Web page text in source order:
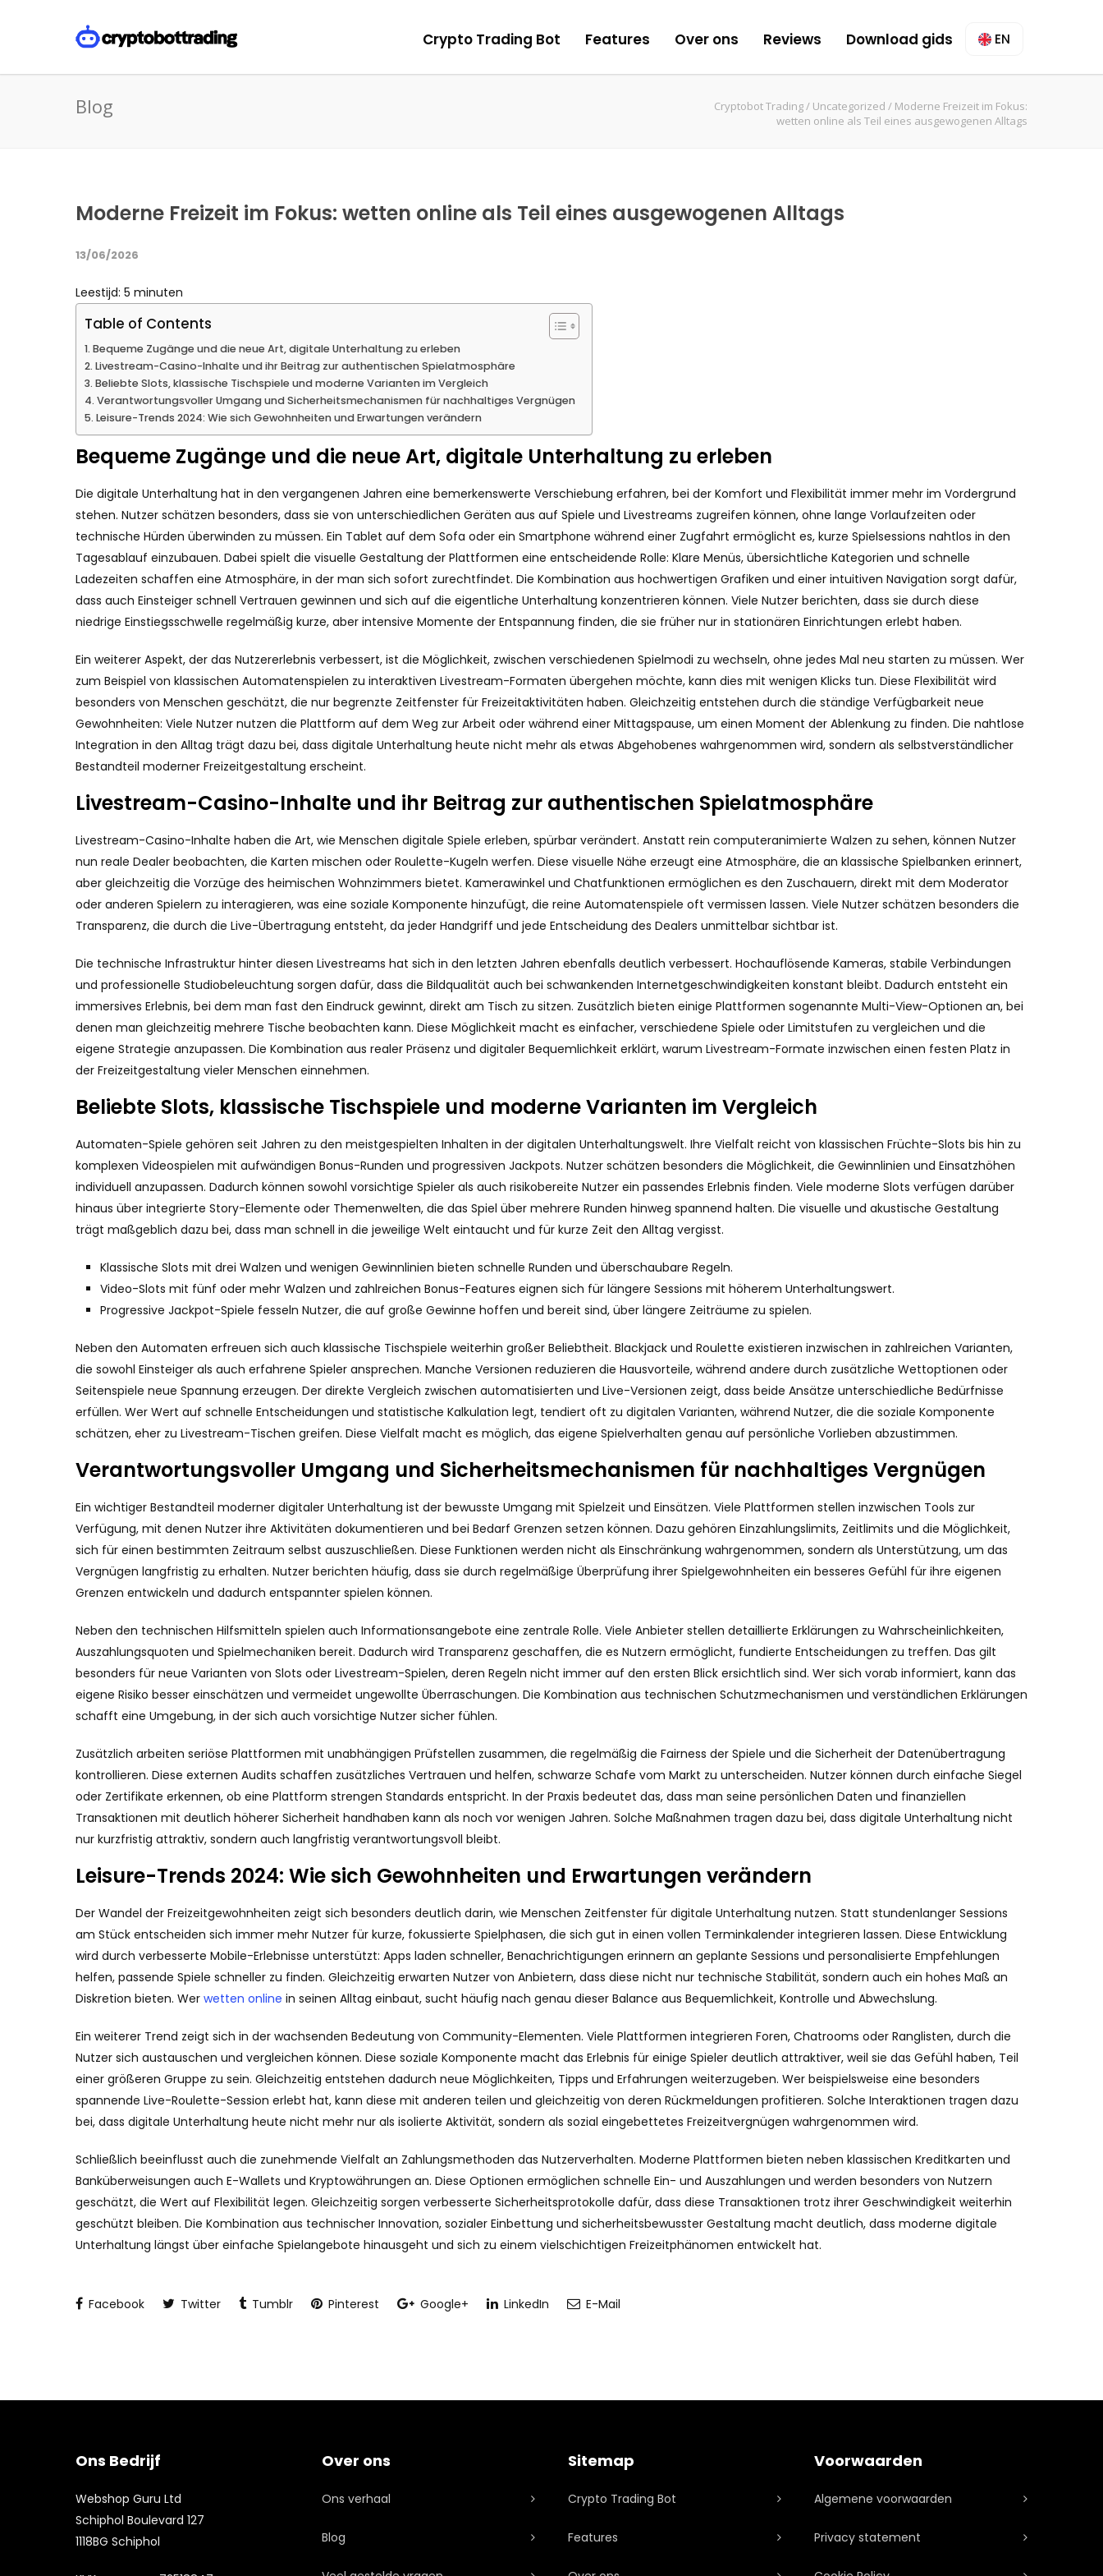
Crypto Trading Bot Features Over ons Reviews Download gids EN
Blog Cryptobot Trading/ Uncategorized / Moderne Freizeit im Fokus:
wetten online als Teil eines ausgewogenen Alltags
Moderne Freizeit im Fokus: wetten online als Teil eines ausgewogenen Alltags
13/06/2026
Leestijd: 5 minuten
Table of Contents
Bequeme Zugänge und die neue Art, digitale Unterhaltung zu erleben
Livestream-Casino-Inhalte und ihr Beitrag zur authentischen Spielatmosphäre
Beliebte Slots, klassische Tischspiele und moderne Varianten im Vergleich
Verantwortungsvoller Umgang und Sicherheitsmechanismen für nachhaltiges Vergnügen
Leisure-Trends 2024: Wie sich Gewohnheiten und Erwartungen verändern
Bequeme Zugänge und die neue Art, digitale Unterhaltung zu erleben
Die digitale Unterhaltung hat in den vergangenen Jahren eine bemerkenswerte Verschiebung erfahren, bei der Komfort und Flexibilität immer mehr im Vordergrund
stehen. Nutzer schätzen besonders, dass sie von unterschiedlichen Geräten aus auf Spiele und Livestreams zugreifen können, ohne lange Vorlaufzeiten oder
technische Hürden überwinden zu müssen. Ein Tablet auf dem Sofa oder ein Smartphone während einer Zugfahrt ermöglicht es, kurze Spielsessions nahtlos in den
Tagesablauf einzubauen. Dabei spielt die visuelle Gestaltung der Plattformen eine entscheidende Rolle: Klare Menüs, übersichtliche Kategorien und schnelle
Ladezeiten schaffen eine Atmosphäre, in der man sich sofort zurechtfindet. Die Kombination aus hochwertigen Grafiken und einer intuitiven Navigation sorgt dafür,
dass auch Einsteiger schnell Vertrauen gewinnen und sich auf die eigentliche Unterhaltung konzentrieren können. Viele Nutzer berichten, dass sie durch diese
niedrige Einstiegsschwelle regelmäßig kurze, aber intensive Momente der Entspannung finden, die sie früher nur in stationären Einrichtungen erlebt haben.
Ein weiterer Aspekt, der das Nutzererlebnis verbessert, ist die Möglichkeit, zwischen verschiedenen Spielmodi zu wechseln, ohne jedes Mal neu starten zu müssen. Wer
zum Beispiel von klassischen Automatenspielen zu interaktiven Livestream-Formaten übergehen möchte, kann dies mit wenigen Klicks tun. Diese Flexibilität wird
besonders von Menschen geschätzt, die nur begrenzte Zeitfenster für Freizeitaktivitäten haben. Gleichzeitig entstehen durch die ständige Verfügbarkeit neue
Gewohnheiten: Viele Nutzer nutzen die Plattform auf dem Weg zur Arbeit oder während einer Mittagspause, um einen Moment der Ablenkung zu finden. Die nahtlose
Integration in den Alltag trägt dazu bei, dass digitale Unterhaltung heute nicht mehr als etwas Abgehobenes wahrgenommen wird, sondern als selbstverständlicher
Bestandteil moderner Freizeitgestaltung erscheint.
Livestream-Casino-Inhalte und ihr Beitrag zur authentischen Spielatmosphäre
Livestream-Casino-Inhalte haben die Art, wie Menschen digitale Spiele erleben, spürbar verändert. Anstatt rein computeranimierte Walzen zu sehen, können Nutzer
nun reale Dealer beobachten, die Karten mischen oder Roulette-Kugeln werfen. Diese visuelle Nähe erzeugt eine Atmosphäre, die an klassische Spielbanken erinnert,
aber gleichzeitig die Vorzüge des heimischen Wohnzimmers bietet. Kamerawinkel und Chatfunktionen ermöglichen es den Zuschauern, direkt mit dem Moderator
oder anderen Spielern zu interagieren, was eine soziale Komponente hinzufügt, die reine Automatenspiele oft vermissen lassen. Viele Nutzer schätzen besonders die
Transparenz, die durch die Live-Übertragung entsteht, da jeder Handgriff und jede Entscheidung des Dealers unmittelbar sichtbar ist.
Die technische Infrastruktur hinter diesen Livestreams hat sich in den letzten Jahren ebenfalls deutlich verbessert. Hochauflösende Kameras, stabile Verbindungen
und professionelle Studiobeleuchtung sorgen dafür, dass die Bildqualität auch bei schwankenden Internetgeschwindigkeiten konstant bleibt. Dadurch entsteht ein
immersives Erlebnis, bei dem man fast den Eindruck gewinnt, direkt am Tisch zu sitzen. Zusätzlich bieten einige Plattformen sogenannte Multi-View-Optionen an, bei
denen man gleichzeitig mehrere Tische beobachten kann. Diese Möglichkeit macht es einfacher, verschiedene Spiele oder Limitstufen zu vergleichen und die
eigene Strategie anzupassen. Die Kombination aus realer Präsenz und digitaler Bequemlichkeit erklärt, warum Livestream-Formate inzwischen einen festen Platz in
der Freizeitgestaltung vieler Menschen einnehmen.
Beliebte Slots, klassische Tischspiele und moderne Varianten im Vergleich
Automaten-Spiele gehören seit Jahren zu den meistgespielten Inhalten in der digitalen Unterhaltungswelt. Ihre Vielfalt reicht von klassischen Früchte-Slots bis hin zu
komplexen Videospielen mit aufwändigen Bonus-Runden und progressiven Jackpots. Nutzer schätzen besonders die Möglichkeit, die Gewinnlinien und Einsatzhöhen
individuell anzupassen. Dadurch können sowohl vorsichtige Spieler als auch risikobereite Nutzer ein passendes Erlebnis finden. Viele moderne Slots verfügen darüber
hinaus über integrierte Story-Elemente oder Themenwelten, die das Spiel über mehrere Runden hinweg spannend halten. Die visuelle und akustische Gestaltung
trägt maßgeblich dazu bei, dass man schnell in die jeweilige Welt eintaucht und für kurze Zeit den Alltag vergisst.
Klassische Slots mit drei Walzen und wenigen Gewinnlinien bieten schnelle Runden und überschaubare Regeln.
Video-Slots mit fünf oder mehr Walzen und zahlreichen Bonus-Features eignen sich für längere Sessions mit höherem Unterhaltungswert.
Progressive Jackpot-Spiele fesseln Nutzer, die auf große Gewinne hoffen und bereit sind, über längere Zeiträume zu spielen.
Neben den Automaten erfreuen sich auch klassische Tischspiele weiterhin großer Beliebtheit. Blackjack und Roulette existieren inzwischen in zahlreichen Varianten,
die sowohl Einsteiger als auch erfahrene Spieler ansprechen. Manche Versionen reduzieren die Hausvorteile, während andere durch zusätzliche Wettoptionen oder
Seitenspiele neue Spannung erzeugen. Der direkte Vergleich zwischen automatisierten und Live-Versionen zeigt, dass beide Ansätze unterschiedliche Bedürfnisse
erfüllen. Wer Wert auf schnelle Entscheidungen und statistische Kalkulation legt, tendiert oft zu digitalen Varianten, während Nutzer, die die soziale Komponente
schätzen, eher zu Livestream-Tischen greifen. Diese Vielfalt macht es möglich, das eigene Spielverhalten genau auf persönliche Vorlieben abzustimmen.
Verantwortungsvoller Umgang und Sicherheitsmechanismen für nachhaltiges Vergnügen
Ein wichtiger Bestandteil moderner digitaler Unterhaltung ist der bewusste Umgang mit Spielzeit und Einsätzen. Viele Plattformen stellen inzwischen Tools zur
Verfügung, mit denen Nutzer ihre Aktivitäten dokumentieren und bei Bedarf Grenzen setzen können. Dazu gehören Einzahlungslimits, Zeitlimits und die Möglichkeit,
sich für einen bestimmten Zeitraum selbst auszuschließen. Diese Funktionen werden nicht als Einschränkung wahrgenommen, sondern als Unterstützung, um das
Vergnügen langfristig zu erhalten. Nutzer berichten häufig, dass sie durch regelmäßige Überprüfung ihrer Spielgewohnheiten ein besseres Gefühl für ihre eigenen
Grenzen entwickeln und dadurch entspannter spielen können.
Neben den technischen Hilfsmitteln spielen auch Informationsangebote eine zentrale Rolle. Viele Anbieter stellen detaillierte Erklärungen zu Wahrscheinlichkeiten,
Auszahlungsquoten und Spielmechaniken bereit. Dadurch wird Transparenz geschaffen, die es Nutzern ermöglicht, fundierte Entscheidungen zu treffen. Das gilt
besonders für neue Varianten von Slots oder Livestream-Spielen, deren Regeln nicht immer auf den ersten Blick ersichtlich sind. Wer sich vorab informiert, kann das
eigene Risiko besser einschätzen und vermeidet ungewollte Überraschungen. Die Kombination aus technischen Schutzmechanismen und verständlichen Erklärungen
schafft eine Umgebung, in der sich auch vorsichtige Nutzer sicher fühlen.
Zusätzlich arbeiten seriöse Plattformen mit unabhängigen Prüfstellen zusammen, die regelmäßig die Fairness der Spiele und die Sicherheit der Datenübertragung
kontrollieren. Diese externen Audits schaffen zusätzliches Vertrauen und helfen, schwarze Schafe vom Markt zu unterscheiden. Nutzer können durch einfache Siegel
oder Zertifikate erkennen, ob eine Plattform strengen Standards entspricht. In der Praxis bedeutet das, dass man seine persönlichen Daten und finanziellen
Transaktionen mit deutlich höherer Sicherheit handhaben kann als noch vor wenigen Jahren. Solche Maßnahmen tragen dazu bei, dass digitale Unterhaltung nicht
nur kurzfristig attraktiv, sondern auch langfristig verantwortungsvoll bleibt.
Leisure-Trends 2024: Wie sich Gewohnheiten und Erwartungen verändern
Der Wandel der Freizeitgewohnheiten zeigt sich besonders deutlich darin, wie Menschen Zeitfenster für digitale Unterhaltung nutzen. Statt stundenlanger Sessions
am Stück entscheiden sich immer mehr Nutzer für kurze, fokussierte Spielphasen, die sich gut in einen vollen Terminkalender integrieren lassen. Diese Entwicklung
wird durch verbesserte Mobile-Erlebnisse unterstützt: Apps laden schneller, Benachrichtigungen erinnern an geplante Sessions und personalisierte Empfehlungen
helfen, passende Spiele schneller zu finden. Gleichzeitig erwarten Nutzer von Anbietern, dass diese nicht nur technische Stabilität, sondern auch ein hohes Maß an
Diskretion bieten. Wer wetten online in seinen Alltag einbaut, sucht häufig nach genau dieser Balance aus Bequemlichkeit, Kontrolle und Abwechslung.
Ein weiterer Trend zeigt sich in der wachsenden Bedeutung von Community-Elementen. Viele Plattformen integrieren Foren, Chatrooms oder Ranglisten, durch die
Nutzer sich austauschen und vergleichen können. Diese soziale Komponente macht das Erlebnis für einige Spieler deutlich attraktiver, weil sie das Gefühl haben, Teil
einer größeren Gruppe zu sein. Gleichzeitig entstehen dadurch neue Möglichkeiten, Tipps und Erfahrungen weiterzugeben. Wer beispielsweise eine besonders
spannende Live-Roulette-Session erlebt hat, kann diese mit anderen teilen und gleichzeitig von deren Rückmeldungen profitieren. Solche Interaktionen tragen dazu
bei, dass digitale Unterhaltung heute nicht mehr nur als isolierte Aktivität, sondern als sozial eingebettetes Freizeitvergnügen wahrgenommen wird.
Schließlich beeinflusst auch die zunehmende Vielfalt an Zahlungsmethoden das Nutzerverhalten. Moderne Plattformen bieten neben klassischen Kreditkarten und
Banküberweisungen auch E-Wallets und Kryptowährungen an. Diese Optionen ermöglichen schnelle Ein- und Auszahlungen und werden besonders von Nutzern
geschätzt, die Wert auf Flexibilität legen. Gleichzeitig sorgen verbesserte Sicherheitsprotokolle dafür, dass diese Transaktionen trotz ihrer Geschwindigkeit weiterhin
geschützt bleiben. Die Kombination aus technischer Innovation, sozialer Einbettung und sicherheitsbewusster Gestaltung macht deutlich, dass moderne digitale
Unterhaltung längst über einfache Spielangebote hinausgeht und sich zu einem vielschichtigen Freizeitphänomen entwickelt hat.
Facebook Twitter Tumblr Pinterest Google+ LinkedIn E-Mail
Ons Bedrijf
Webshop Guru Ltd
Schiphol Boulevard 127
1118BG Schiphol
Over ons
Ons verhaal
Blog
Sitemap
Crypto Trading Bot
Features
Voorwaarden
Algemene voorwaarden
Privacy statement